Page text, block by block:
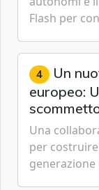
Flash per
gestione
4 Un
europeo:
Una
per